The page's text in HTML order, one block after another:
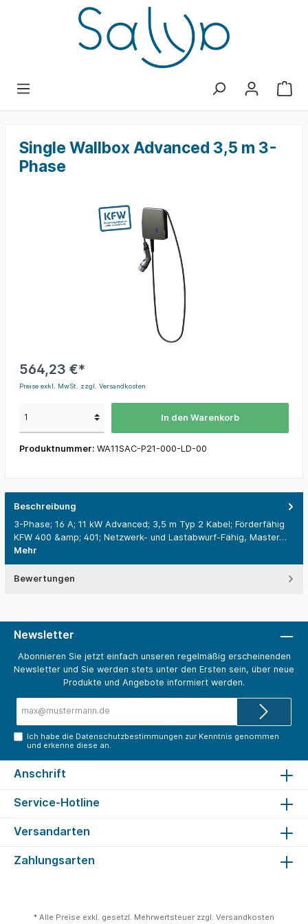
Single Wallbox Advanced 3,5 m 3-
Phase
564,23 €*
Preise exkl. MwSt. zzgl. Versandkosten
In den Warenkorb
Produktnummer: WA11SAC-P21-000-LD-00
Beschreibung
3-Phase; 16 A; 11 kW Advanced; 3,5 m Typ 2 Kabel; Förderfähig
KFW 400 &amp; 401; Netzwerk- und Lastabwurf-Fähig, Master…
Mehr
Bewertungen
Newsletter
Abonnieren Sie jetzt einfach unseren regelmäßig erscheinenden
Newsletter und Sie werden stets unter den Ersten sein, über neue
Produkte und Angebote informiert werden.
Adresse*
Ich habe die Datenschutzbestimmungen zur Kenntnis genommen
und erkenne diese an.
Anschrift
Service-Hotline
Versandarten
Zahlungsarten
* Alle Preise exkl. gesetzl. Mehrwertsteuer zzgl. Versandkosten